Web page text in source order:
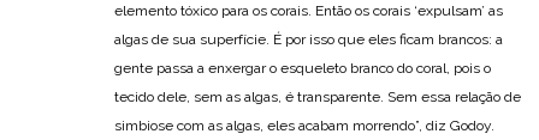
elemento tóxico para os corais. Então os corais ‘expulsam’ as
algas de sua superfície. É por isso que eles ficam brancos: a
gente passa a enxergar o esqueleto branco do coral, pois o
tecido dele, sem as algas, é transparente. Sem essa relação de
simbiose com as algas, eles acabam morrendo”, diz Godoy.